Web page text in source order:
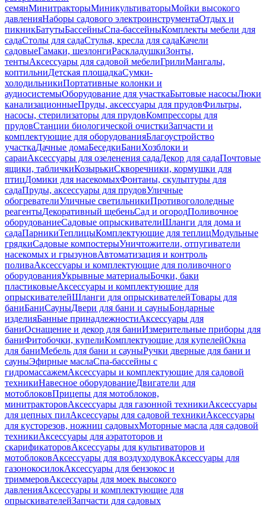
семянМинитракторыМиникультиваторыМойки высокого
давленияНаборы садового электроинструментаОтдых и
пикникБатутыБассейныСпа-бассейныКомплекты мебели для
садаСтолы для садаСтулья, кресла для садаКачели
садовыеГамаки, шезлонгиРаскладушкиЗонты,
тентыАксессуары для садовой мебелиГрилиМангалы,
коптильниДетская площадкаСумки-
холодильникиПортативные колонки и
аудиосистемыОборудование для участкаБытовые насосыЛюки
канализационныеПруды, аксессуары для прудовФильтры,
насосы, стерилизаторы для прудовКомпрессоры для
прудовСтанции биологической очисткиЗапчасти и
комплектующие для оборудованияБлагоустройство
участкаДачные домаБеседкиБаниХозблоки и
сараиАксессуары для озеленения садаДекор для садаПочтовые
ящики, табличкиКозырькиСкворечники, кормушки для
птицДомики для насекомыхФонтаны, скульптуры для
садаПруды, аксессуары для прудовУличные
обогревателиУличные светильникиПротивогололедные
реагентыДекоративный щебеньСад и огородПоливочное
оборудованиеСадовые опрыскивателиШланги для дома и
садаПарникиТеплицыКомплектующие для теплицМодульные
грядкиСадовые компостерыУничтожители, отпугиватели
насекомых и грызуновАвтоматизация и контроль
поливаАксессуары и комплектующие для поливочного
оборудованияУкрывные материалыБочки, баки
пластиковыеАксессуары и комплектующие для
опрыскивателейШланги для опрыскивателейТовары для
баниБаниСауныДвери для бани и сауныБондарные
изделияБанные принадлежностиАксессуары для
баниОснащение и декор для баниИзмерительные приборы для
баниФитобочки, купелиКомплектующие для купелейОкна
для баниМебель для бани и сауныРучки дверные для бани и
сауныЭфирные маслаСпа-бассейны с
гидромассажемАксессуары и комплектующие для садовой
техникиНавесное оборудованиеДвигатели для
мотоблоковПрицепы для мотоблоков,
минитракторовАксессуары для газонной техникиАксессуары
для цепных пилАксессуары для садовой техникиАксессуары
для кусторезов, ножниц садовыхМоторные масла для садовой
техникиАксессуары для аэратоторов и
скарификаторовАксессуары для культиваторов и
мотоблоковАксессуары для воздуходувокАксессуары для
газонокосилокАксессуары для бензокос и
триммеровАксессуары для моек высокого
давленияАксессуары и комплектующие для
опрыскивателейЗапчасти для садовых